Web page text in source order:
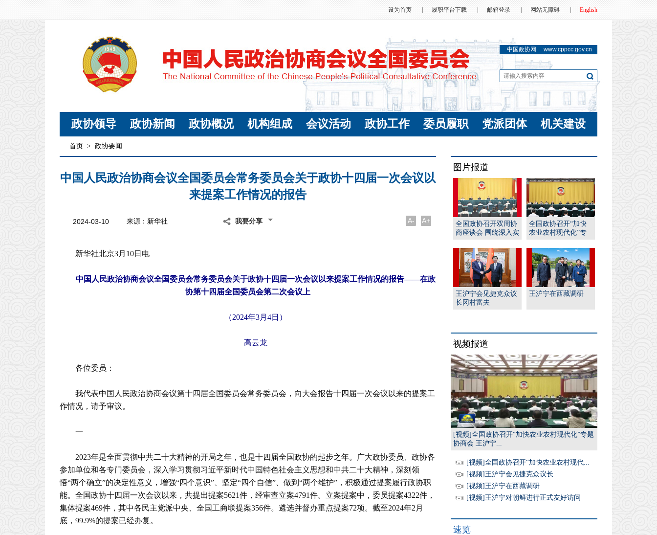
设为首页 履职平台下载 | 邮箱登录 网站无障碍 | English
中国政协网 www.cppcc.gov.cn
政协领导 政协新闻 政协概况 机构组成 会议活动 政协工作 委员履职 党派团体 机关建设
首页 > 政协要闻
中国人民政治协商会议全国委员会常务委员会关于政协十四届一次会议以
来提案工作情况的报告
2024-03-10 来源：新华社 我要分享 A- A+
新华社北京3月10日电
中国人民政治协商会议全国委员会常务委员会关于政协十四届一次会议以来提案工作情况的报告——在政
协第十四届全国委员会第二次会议上
（2024年3月4日）
高云龙
各位委员：
我代表中国人民政治协商会议第十四届全国委员会常务委员会，向大会报告十四届一次会议以来的提案工
作情况，请予审议。
一
2023年是全面贯彻中共二十大精神的开局之年，也是十四届全国政协的起步之年。广大政协委员、政协各
参加单位和各专门委员会，深入学习贯彻习近平新时代中国特色社会主义思想和中共二十大精神，深刻领
悟“两个确立”的决定性意义，增强“四个意识”、坚定“四个自信”、做到“两个维护”，积极通过提案履行政协职
能。全国政协十四届一次会议以来，共提出提案5621件，经审查立案4791件。立案提案中，委员提案4322件，
集体提案469件，其中各民主党派中央、全国工商联提案356件。遴选并督办重点提案72项。截至2024年2月
底，99.9%的提案已经办复。
图片报道
全国政协召开双周协
商座谈会 围绕深入实
动...
全国政协召开“加快
农业农村现代化”专
并...
王沪宁会见捷克众议
长冈村富夫
王沪宁在西藏调研
视频报道
[视频]全国政协召开“加快农业农村现代化”专题
协商会 王沪宁...
[视频]全国政协召开“加快农业农村现代...
[视频]王沪宁会见捷克众议长
[视频]王沪宁在西藏调研
[视频]王沪宁对朝鲜进行正式友好访问
速览